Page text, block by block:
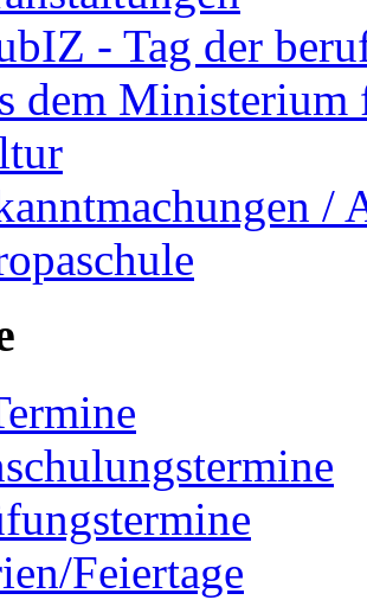
- Tag der
dem Ministerium
/
Feiertage